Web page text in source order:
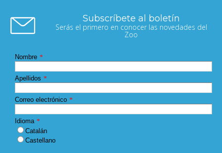
Subscríbete al boletín
Serás el primero en conocer las novedades del
Zoo